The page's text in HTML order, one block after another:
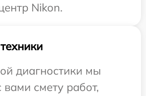
Nikon.
диагностики мы
вами смету работ,